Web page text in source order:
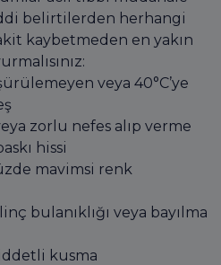
belirtilerden herhangi
kaybetmeden en yakın
veya 40°C’ye
zorlu nefes alıp verme
hissi
mavimsi renk
bulanıklığı veya bayılma
kusma